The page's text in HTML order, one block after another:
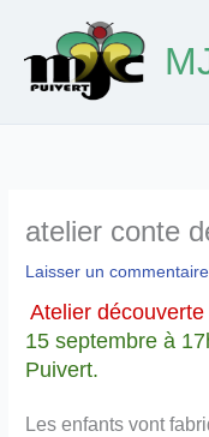
contenu
atelier conte
Laisser un commentaire
Atelier
15 septembre à
Puivert.
Les enfants vont